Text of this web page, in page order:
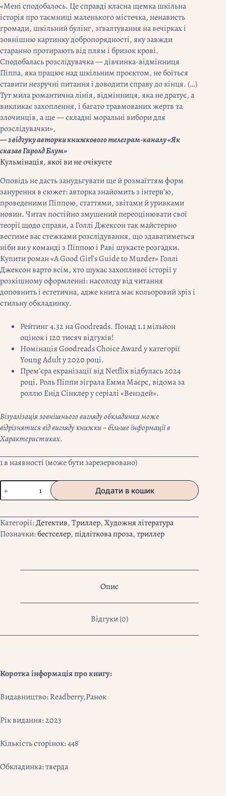
«Мені сподобалось. Це справді класна щемка шкільна
історія про таємниці маленького містечка, ненависть
громади, шкільний булінг, зґвалтування на вечірках і
зовнішню картинку добропорядності, яку завжди
старанно протирають від плям і бризок крові.
Сподобалась розслідувачка — дівчинка-відмінниця
Піппа, яка працює над шкільним проєктом, не боїться
ставити незручні питання і доводити справу до кінця. (…)
Тут мила романтична лінія, відмінниця, яка не дратує, а
викликає захоплення, і багато травмованих жертв та
злочинців, а ще — складні моральні вибори для
розслідувачки»,
— з відгуку авторки книжкового телеграм-каналу «Як
сказав Гаролд Блум»
Кульмінація, якої ви не очікуєте
Оповідь не дасть занудьгувати ще й розмаїттям форм
занурення в сюжет: авторка знайомить з інтерв’ю,
проведеними Піппою, статтями, звітами й уривками
новин. Читач постійно змушений переоцінювати свої
теорії щодо справи, а Голлі Джексон так майстерно
вестиме вас стежками розслідування, що здаватиметься
ніби ви у команді з Піппою і Раві шукаєте розгадки.
Купити роман «A Good Girl’s Guide to Murder» Голлі
Джексон варто всім, хто шукає захопливої історії у
розкішному оформленні: насолоду від читання
доповнить і естетична, адже книга має кольоровий зріз і
стильну обкладинку.
Рейтинг 4.32 на Goodreads. Понад 1.1 мільйон
оцінок і 120 тисяч відгуків!
Номінація Goodreads Choice Award у категорії
Young Adult у 2020 році.
Прем’єра екранізації від Netflix відбулась 2024
році. Роль Піппи зіграла Емма Маєрс, відома за
роллю Енід Сінклер у серіалі «Венздей».
Візуалізація зовнішнього вигляду обкладинки може
відрізнятися від вигляду книжки – більше інформації в
Характеристиках.
1 в наявності (може бути зарезервовано)
"Посібник
для
хорошої
дівчинки
Додати в кошик
Категорії:Детектив,Триллер,Художня література
Позначки:бестселер,підліткова проза,триллер
Опис
Відгуки (0)
Коротка інформація про книгу:
Видавництво:Readberry,Ранок
Рік видання: 2023
Кількість сторінок: 448
Обкладинка: тверда